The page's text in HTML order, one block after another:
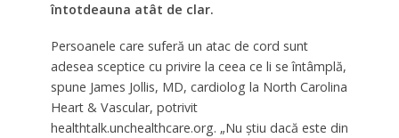
întotdeauna atât de clar.
Persoanele care suferă un atac de cord sunt
adesea sceptice cu privire la ceea ce li se întâmplă,
spune James Jollis, MD, cardiolog la North Carolina
Heart & Vascular, potrivit
healthtalk.unchealthcare.org. „Nu știu dacă este din